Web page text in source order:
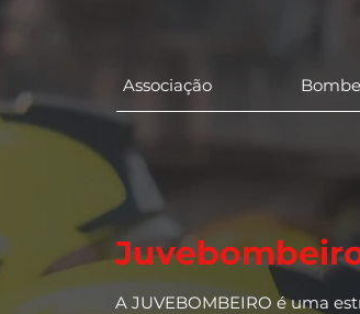
Associação
A JUVEBOMBEIRO é uma